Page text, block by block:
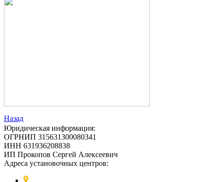
Назад
Юридическая информация:
ОГРНИП 315631300080341
ИНН 631936208838
ИП Прокопов Сергей Алексеевич
Адреса установочных центров: